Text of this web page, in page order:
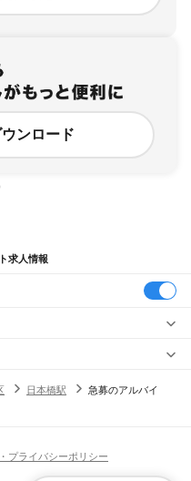
ンロード
求人情報
日本橋駅
急募のアルバイ
プライバシーポリシー